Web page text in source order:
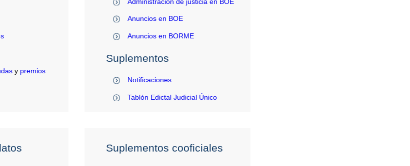
y premios
Anuncios en BOE
Anuncios en BORME
Suplementos
Notificaciones
Tablón Edictal Judicial Único
Suplementos cooficiales